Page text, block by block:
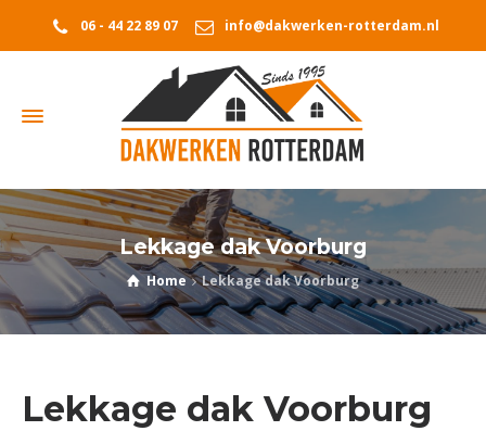
06 - 44 22 89 07 info@dakwerken-rotterdam.nl
Lekkage dak Voorburg
Home Lekkage dak Voorburg
Lekkage dak Voorburg